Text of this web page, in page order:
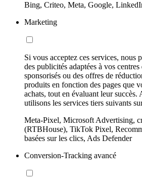
Bing, Criteo, Meta, Google,
Marketing
Si vous acceptez ces services, nous
des publicités adaptées à vos
sponsorisés ou des offres de
produits en fonction des pages que
achats, tout en évaluant leur succès.
utilisons les services tiers suivants
Meta-Pixel, Microsoft Advertising,
(RTBHouse), TikTok Pixel,
basées sur les clics, Ads Defender
Conversion-Tracking avancé